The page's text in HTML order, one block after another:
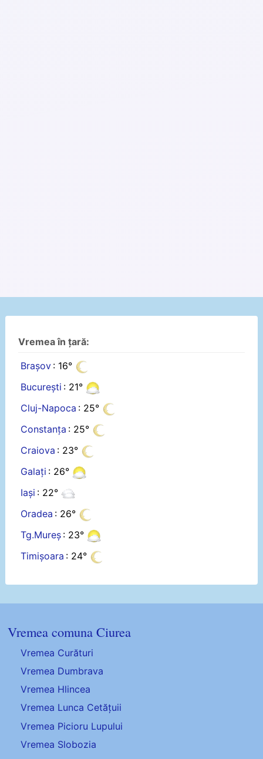
Vremea în țară:
Brașov : 16°
București : 21°
Cluj-Napoca : 25°
Constanța : 25°
Craiova : 23°
Galați : 26°
Iași : 22°
Oradea : 26°
Tg.Mureș : 23°
Timișoara : 24°
Vremea comuna Ciurea
Vremea Curături
Vremea Dumbrava
Vremea Hlincea
Vremea Lunca Cetățuii
Vremea Picioru Lupului
Vremea Slobozia